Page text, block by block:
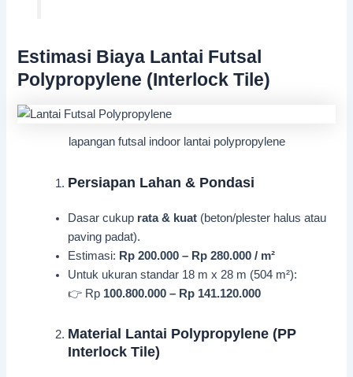
Estimasi Biaya Lantai Futsal
Polypropylene (Interlock Tile)
lapangan futsal indoor lantai polypropylene
Persiapan Lahan & Pondasi
Dasar cukup rata & kuat (beton/plester halus atau
paving padat).
Estimasi: Rp 200.000 – Rp 280.000 / m²
Untuk ukuran standar 18 m x 28 m (504 m²):
👉 Rp 100.800.000 – Rp 141.120.000
Material Lantai Polypropylene (PP
Interlock Tile)